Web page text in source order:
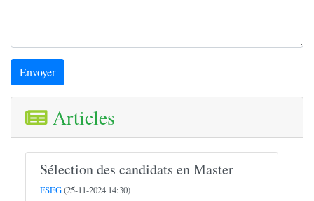
Envoyer
Articles
Sélection des candidats en Master
FSEG(25-11-2024 14:30)